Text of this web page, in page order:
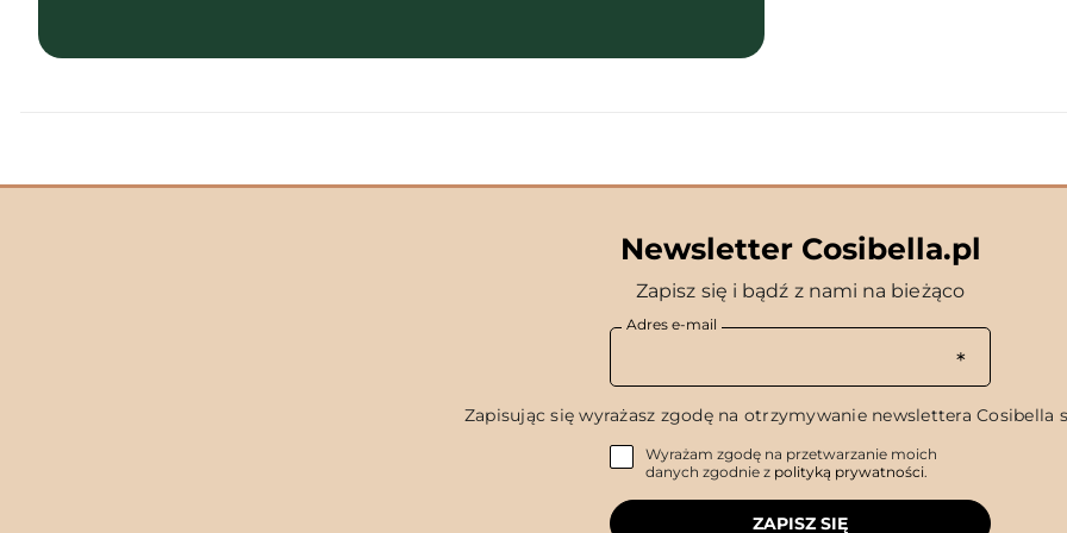
Newsletter Cosibella.pl
Zapisz się i bądź z nami na bieżąco
Adres e-mail
Zapisując się wyrażasz zgodę na otrzymywanie newslettera Cosibella
Wyrażam zgodę na przetwarzanie moich
danych zgodnie z polityką prywatności.
ZAPISZ SIĘ